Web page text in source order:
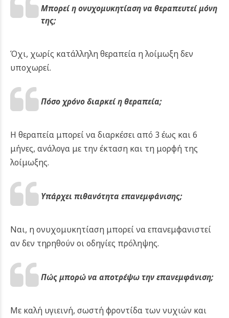
Μπορεί η ονυχομυκητίαση να θεραπευτεί μόνη
της;
Όχι, χωρίς κατάλληλη θεραπεία η λοίμωξη δεν
υποχωρεί.
Πόσο χρόνο διαρκεί η θεραπεία;
Η θεραπεία μπορεί να διαρκέσει από 3 έως και 6
μήνες, ανάλογα με την έκταση και τη μορφή της
λοίμωξης.
Υπάρχει πιθανότητα επανεμφάνισης;
Ναι, η ονυχομυκητίαση μπορεί να επανεμφανιστεί
αν δεν τηρηθούν οι οδηγίες πρόληψης.
Πώς μπορώ να αποτρέψω την επανεμφάνιση;
Με καλή υγιεινή, σωστή φροντίδα των νυχιών και